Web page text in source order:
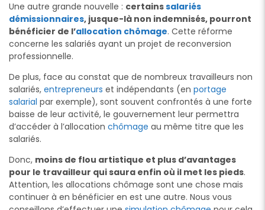
Une autre grande nouvelle : certainssalariés
démissionnaires, jusque-là non indemnisés, pourront
bénéficier de l’allocation chômage. Cette réforme
concerne les salariés ayant un projet de reconversion
professionnelle.
De plus, face au constat que de nombreux travailleurs non
salariés, entrepreneurs et indépendants (en portage
salarial par exemple), sont souvent confrontés à une forte
baisse de leur activité, le gouvernement leur permettra
d’accéder à l’allocation chômage au même titre que les
salariés.
Donc, moins de flou artistique et plus d’avantages
pour le travailleur qui saura enfin où il met les pieds.
Attention, les allocations chômage sont une chose mais
continuer à en bénéficier en est une autre. Nous vous